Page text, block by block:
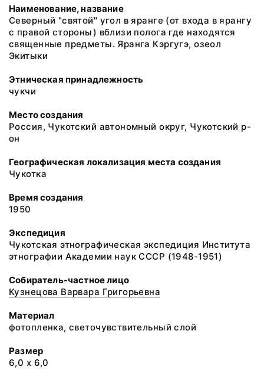
Наименование, название
Северный "святой" угол в яранге (от входа в ярангу
с правой стороны) вблизи полога где находятся
священные предметы. Яранга Кэргугэ, озеол
Экитыки
Этническая принадлежность
чукчи
Место создания
Россия, Чукотский автономный округ, Чукотский р-
он
Географическая локализация места создания
Чукотка
Время создания
1950
Экспедиция
Чукотская этнографическая экспедиция Института
этнографии Академии наук СССР (1948-1951)
Собиратель-частное лицо
Кузнецова Варвара Григорьевна
Материал
фотопленка, светочувствительный слой
Размер
6,0 х 6,0